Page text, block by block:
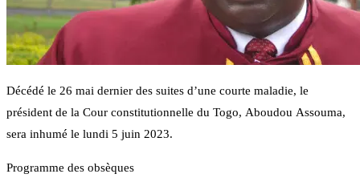
Décédé le 26 mai dernier des suites d’une courte maladie, le
président de la Cour constitutionnelle du Togo, Aboudou Assouma,
sera inhumé le lundi 5 juin 2023.
Programme des obsèques